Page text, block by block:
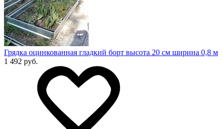
Грядка оцинкованная гладкий борт высота 20 см ширина 0,8 м
1 492 руб.